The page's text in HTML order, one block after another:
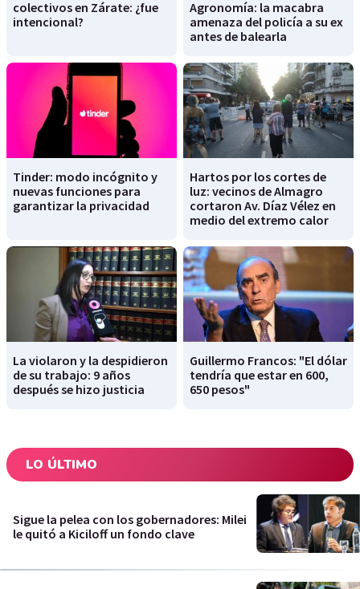
colectivos en Zárate: ¿fue
intencional?
Agronomía: la macabra
amenaza del policía a su ex
antes de balearla
Tinder: modo incógnito y
nuevas funciones para
garantizar la privacidad
Hartos por los cortes de
luz: vecinos de Almagro
cortaron Av. Díaz Vélez en
medio del extremo calor
La violaron y la despidieron
de su trabajo: 9 años
después se hizo justicia
Guillermo Francos: "El dólar
tendría que estar en 600,
650 pesos"
LO ÚLTIMO
Sigue la pelea con los gobernadores: Milei
le quitó a Kiciloff un fondo clave